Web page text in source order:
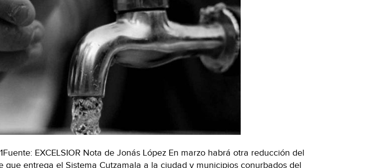
EXCELSIOR Nota de Jonás López En marzo habrá otra reducción del
que entrega el Sistema Cutzamala a la ciudad y municipios conurbados del